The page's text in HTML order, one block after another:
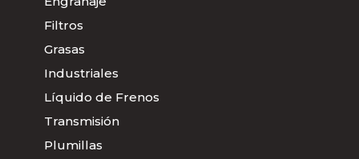
Filtros
Grasas
Industriales
Líquido de Frenos
Transmisión
Plumillas